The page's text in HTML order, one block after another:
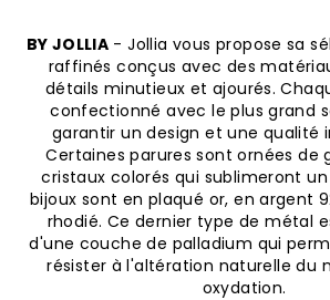
BY JOLLIA - Jollia vous propose sa
raffinés conçus avec des
détails minutieux et ajourés.
confectionné avec le plus grand
garantir un design et une qualité
Certaines parures sont ornées de
cristaux colorés qui sublimeront
bijoux sont en plaqué or, en argent
rhodié. Ce dernier type de métal
d'une couche de palladium qui
résister à l'altération naturelle du
oxydation.